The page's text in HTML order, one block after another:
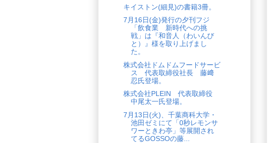
キイストン(細見)の書籍3冊。
7月16日(金)発行の夕刊フジ
「飲食業 新時代への挑
戦」は『和音人（わいんび
と）』様を取り上げまし
た。
株式会社ドムドムフードサービ
ス 代表取締役社長 藤﨑
忍氏登場。
株式会社PLEIN 代表取締役
中尾太一氏登場。
7月13日(火)、千葉商科大学・
池田ゼミにて「0秒レモンサ
ワーときわ亭」等展開され
てるGOSSOの藤...